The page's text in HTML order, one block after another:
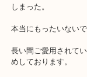
この状態になるま
この状態は使って
これに該当する場合